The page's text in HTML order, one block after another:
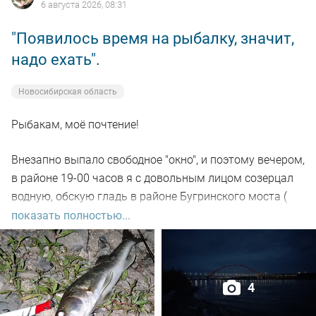
6 августа 2026, 08:31
"Появилось время на рыбалку, значит,
надо ехать".
Новосибирская область
Рыбакам, моё почтение!
Внезапно выпало свободное "окно", и поэтому вечером,
в районе 19-00 часов я с довольным лицом созерцал
водную, обскую гладь в районе Бугринского моста (
правый берег).
Отдыхающего люда просто тьма, и на берегу ,и на
воде. Сапы, катера, гидроциклы всяких мастей
поднимали нехилую волну до самой темноты.
показать полностью...
4